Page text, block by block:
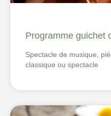
Programme guichet
Spectacle de musique,
classique ou spectacle